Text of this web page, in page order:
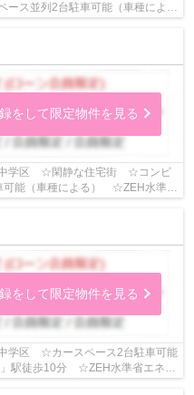
ス並列2台駐車可能（車種によ
をして限定物件を見る
中学区 ☆閑静な住宅街 ☆コンビ
能（車種による） ☆ZEH水準省
をして限定物件を見る
学区 ☆カースペース2台駐車可能
駅徒歩10分 ☆ZEH水準省エネ住
♪ 【海老名市...